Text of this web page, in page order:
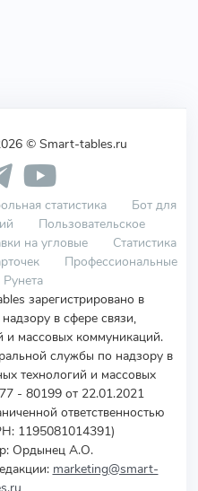
© Smart-tables.ru
статистика
Бот для
Пользовательское
на угловые
Статистика
Профессиональные
зарегистрировано в
в сфере связи,
и массовых коммуникаций.
службы по надзору в
технологий и массовых
- 80199 от 22.01.2021
ответственностью
1195081014391)
Ордынец А.О.
marketing@smart-